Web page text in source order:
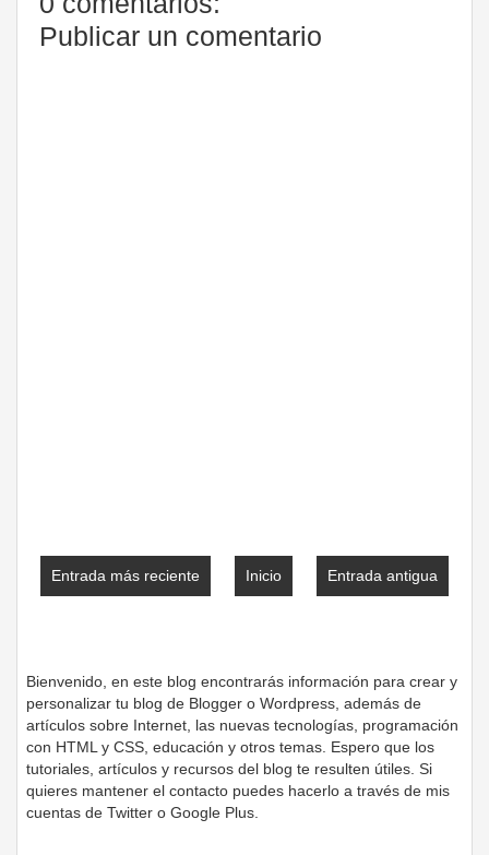
Publicar un comentario
Entrada más reciente Entrada antigua
Inicio
Bienvenido, en este blog encontrarás información para crear y
personalizar tu blog de Blogger o Wordpress, además de
artículos sobre Internet, las nuevas tecnologías, programación
con HTML y CSS, educación y otros temas. Espero que los
tutoriales, artículos y recursos del blog te resulten útiles. Si
quieres mantener el contacto puedes hacerlo a través de mis
cuentas de Twitter o Google Plus.